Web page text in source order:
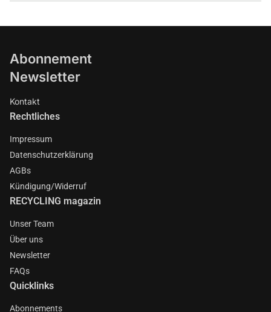
Abonnement
Newsletter
Kontakt
Rechtliches
Impressum
Datenschutzerklärung
AGBs
Kündigung/Widerruf
RECYCLING magazin
Unser Team
Über uns
Newsletter
FAQs
Quicklinks
Abonnements